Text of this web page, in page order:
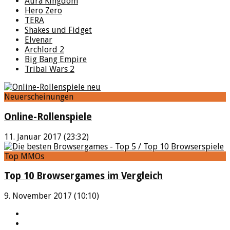
Hero Zero
TERA
Shakes und Fidget
Elvenar
Archlord 2
Big Bang Empire
Tribal Wars 2
Neuerscheinungen
Online-Rollenspiele
11. Januar 2017 (23:32)
Top MMOs
Top 10 Browsergames im Vergleich
9. November 2017 (10:10)